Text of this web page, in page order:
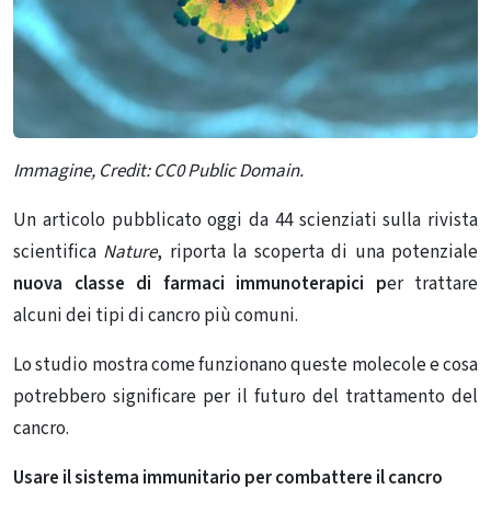
Immagine, Credit: CC0 Public Domain.
Un articolo pubblicato oggi da 44 scienziati sulla rivista
scientifica Nature, riporta la scoperta di una potenziale
nuova classe di farmaci immunoterapici per trattare
alcuni dei tipi di cancro più comuni.
Lo studio mostra come funzionano queste molecole e cosa
potrebbero significare per il futuro del trattamento del
cancro.
Usare il sistema immunitario per combattere il cancro